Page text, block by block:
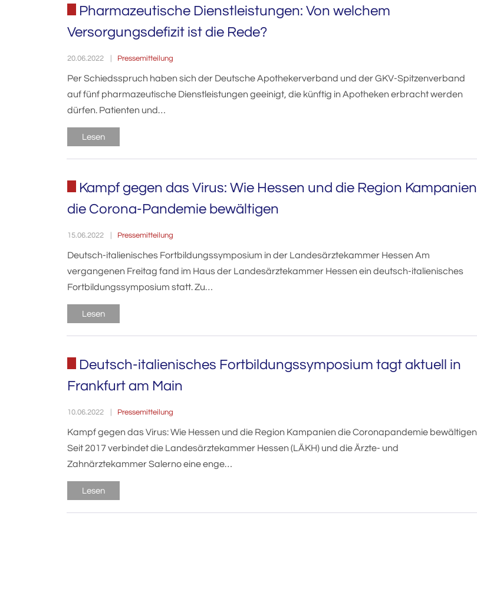
Pharmazeutische Dienstleistungen: Von welchem
Versorgungsdefizit ist die Rede?
20.06.2022 Pressemitteilung
Per Schiedsspruch haben sich der Deutsche Apothekerverband und der GKV-Spitzenverband
auf fünf pharmazeutische Dienstleistungen geeinigt, die künftig in Apotheken erbracht werden
dürfen. Patienten und…
Lesen
Kampf gegen das Virus: Wie Hessen und die Region Kampanien
die Corona-Pandemie bewältigen
15.06.2022 Pressemitteilung
Deutsch-italienisches Fortbildungssymposium in der Landesärztekammer Hessen Am
vergangenen Freitag fand im Haus der Landesärztekammer Hessen ein deutsch-italienisches
Fortbildungssymposium statt. Zu…
Lesen
Deutsch-italienisches Fortbildungssymposium tagt aktuell in
Frankfurt am Main
10.06.2022 Pressemitteilung
Kampf gegen das Virus: Wie Hessen und die Region Kampanien die Coronapandemie bewältigen
Seit 2017 verbindet die Landesärztekammer Hessen (LÄKH) und die Ärzte- und
Zahnärztekammer Salerno eine enge…
Lesen